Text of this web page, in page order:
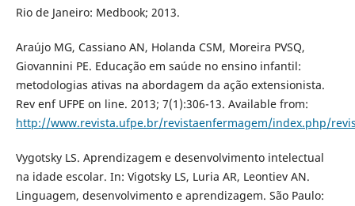
Rio de Janeiro: Medbook; 2013.
Araújo MG, Cassiano AN, Holanda CSM, Moreira PVSQ,
Giovannini PE. Educação em saúde no ensino infantil:
metodologias ativas na abordagem da ação extensionista.
Rev enf UFPE on line. 2013; 7(1):306-13. Available from:
http://www.revista.ufpe.br/revistaenfermagem/index.php/
Vygotsky LS. Aprendizagem e desenvolvimento intelectual
na idade escolar. In: Vigotsky LS, Luria AR, Leontiev AN.
Linguagem, desenvolvimento e aprendizagem. São Paulo: